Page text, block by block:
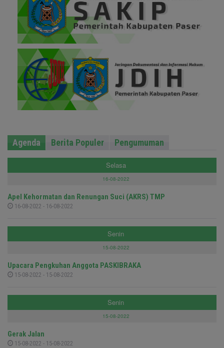
Agenda Berita Populer Pengumuman
Selasa
16-08-2022
Apel Kehormatan dan Renungan Suci (AKRS) TMP
16-08-2022 - 16-08-2022
Senin
15-08-2022
Upacara Pengkuhan Anggota PASKIBRAKA
15-08-2022 - 15-08-2022
Senin
15-08-2022
Gerak Jalan
15-08-2022 - 15-08-2022